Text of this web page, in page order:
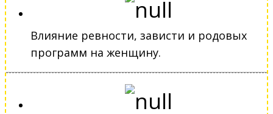
Влияние ревности, зависти и родовых
программ на женщину.